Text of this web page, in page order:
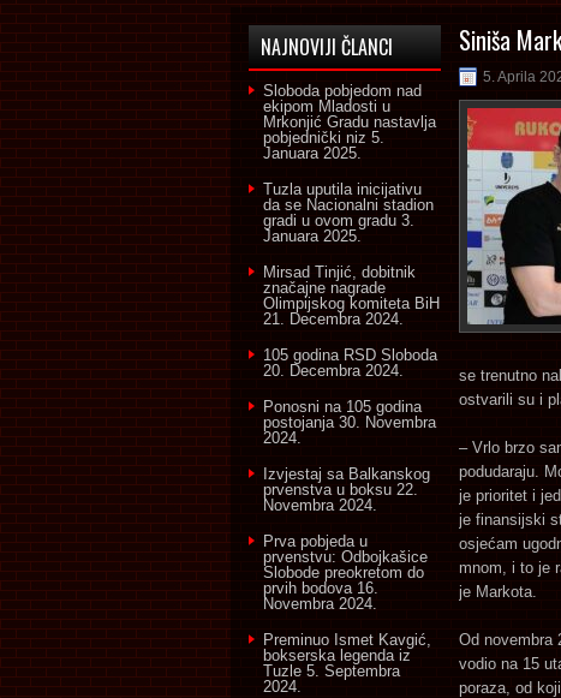
Siniša
5. Aprila
se trenutno
ostvarili su i
– Vrlo brzo
podudaraju.
je prioritet i
je finansijski
osjećam
mnom, i to je
je Markota.
Od novembra
vodio na 15
poraza, od
NAJNOVIJI ČLANCI
Sloboda pobjedom nad
ekipom Mladosti u
Mrkonjić Gradu nastavlja
pobjednički niz 5.
Januara 2025.
Tuzla uputila inicijativu
da se Nacionalni stadion
gradi u ovom gradu 3.
Januara 2025.
Mirsad Tinjić, dobitnik
značajne nagrade
Olimpijskog komiteta BiH
21. Decembra 2024.
105 godina RSD Sloboda
20. Decembra 2024.
Ponosni na 105 godina
postojanja 30. Novembra
2024.
Izvjestaj sa Balkanskog
prvenstva u boksu 22.
Novembra 2024.
Prva pobjeda u
prvenstvu: Odbojkašice
Slobode preokretom do
prvih bodova 16.
Novembra 2024.
Preminuo Ismet Kavgić,
bokserska legenda iz
Tuzle 5. Septembra
2024.